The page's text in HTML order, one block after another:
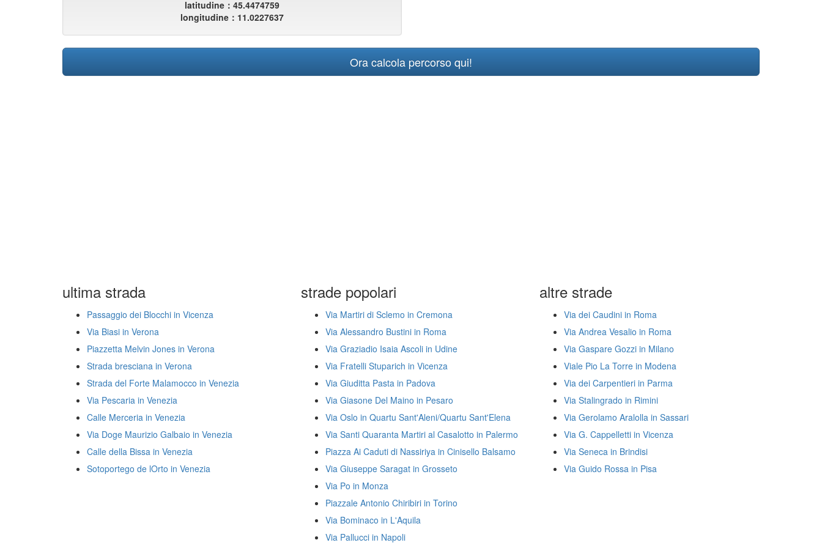
latitudine：45.4474759
longitudine：11.0227637
Ora calcola percorso qui!
ultima strada
Passaggio dei Blocchi in Vicenza
Via Biasi in Verona
Piazzetta Melvin Jones in Verona
Strada bresciana in Verona
Strada del Forte Malamocco in Venezia
Via Pescaria in Venezia
Calle Merceria in Venezia
Via Doge Maurizio Galbaio in Venezia
Calle della Bissa in Venezia
Sotoportego de lOrto in Venezia
strade popolari
Via Martiri di Sclemo in Cremona
Via Alessandro Bustini in Roma
Via Graziadio Isaia Ascoli in Udine
Via Fratelli Stuparich in Vicenza
Via Giuditta Pasta in Padova
Via Giasone Del Maino in Pesaro
Via Oslo in Quartu Sant'Aleni/Quartu Sant'Elena
Via Santi Quaranta Martiri al Casalotto in Palermo
Piazza Ai Caduti di Nassiriya in Cinisello Balsamo
Via Giuseppe Saragat in Grosseto
Via Po in Monza
Piazzale Antonio Chiribiri in Torino
Via Bominaco in L'Aquila
Via Pallucci in Napoli
altre strade
Via dei Caudini in Roma
Via Andrea Vesalio in Roma
Via Gaspare Gozzi in Milano
Viale Pio La Torre in Modena
Via dei Carpentieri in Parma
Via Stalingrado in Rimini
Via Gerolamo Aralolla in Sassari
Via G. Cappelletti in Vicenza
Via Seneca in Brindisi
Via Guido Rossa in Pisa